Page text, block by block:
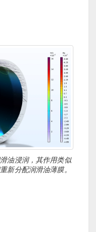
油浸润，其作用类似
新分配润滑油薄膜。